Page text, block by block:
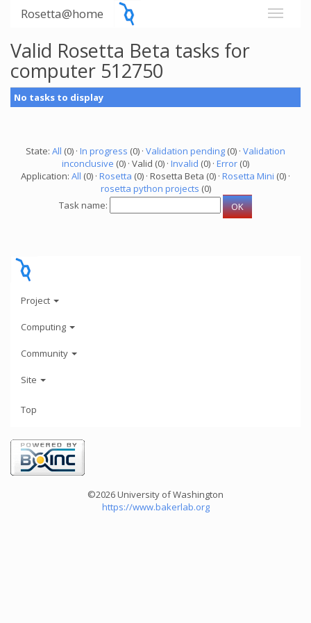
Rosetta@home
Valid Rosetta Beta tasks for
computer 512750
No tasks to display
State: All (0) · In progress (0) · Validation pending (0) · Validation
inconclusive (0) · Valid (0) · Invalid (0) · Error (0)
Application: All (0) · Rosetta (0) · Rosetta Beta (0) · Rosetta Mini (0) ·
rosetta python projects (0)
Task name:
Project
Computing
Community
Site
Top
©2026 University of Washington
https://www.bakerlab.org